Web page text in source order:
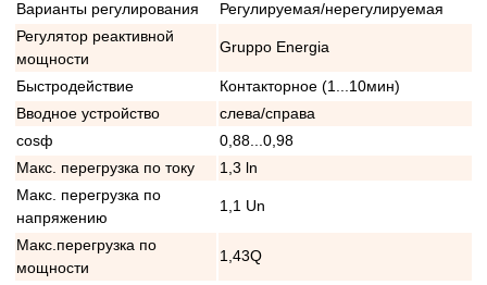
Варианты регулирования
Регулируемая/нерегулируемая
Регулятор реактивной
мощности
Gruppo Energia
Быстродействие
Контакторное (1...10мин)
Вводное устройство
слева/справа
cosф
0,88...0,98
Макс. перегрузка по току
1,3 ln
Макс. перегрузка по
напряжению
1,1 Un
Макс.перегрузка по
мощности
1,43Q